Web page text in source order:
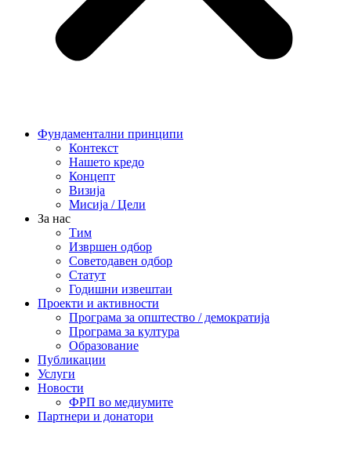
Фундаментални принципи
Контекст
Нашето кредо
Концепт
Визија
Мисија / Цели
За нас
Тим
Извршен одбор
Советодавен одбор
Статут
Годишни извештаи
Проекти и активности
Програма за општество / демократија
Програма за култура
Образование
Публикации
Услуги
Новости
ФРП во медиумите
Партнери и донатори